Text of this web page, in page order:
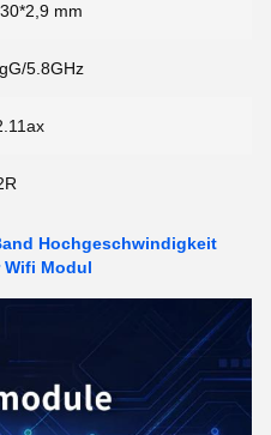
mm
5.8GHz
Hochgeschwindigkeit
Wifi Modul